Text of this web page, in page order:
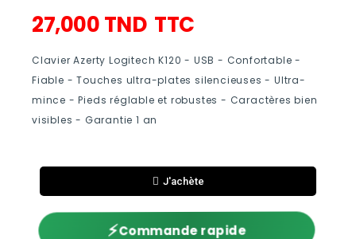
27,000 TND TTC
Clavier Azerty Logitech K120 - USB - Confortable -
Fiable - Touches ultra-plates silencieuses - Ultra-
mince - Pieds réglable et robustes - Caractères bien
visibles - Garantie 1 an
J'achète
⚡Commande rapide